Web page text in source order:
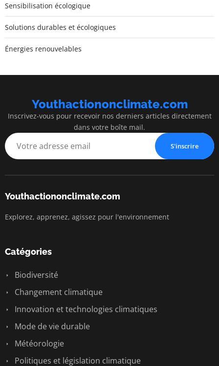
Sensibilisation écologique
Solutions durables et écologiques
Énergies renouvelables
Youthactiononclimate.com
Inscrivez-vous pour recevoir nos derniers articles directement
dans votre boîte mail.
S'inscrire
Youthactiononclimate.com
Explorez, apprenez, agissez pour l'environnement
Catégories
Biodiversité
Changement climatique
Innovation et technologies climatiques
Mode de vie durable
Météorologie
Politiques et législation climatique